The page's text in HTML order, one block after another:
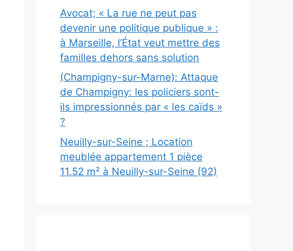
Avocat; « La rue ne peut pas
devenir une politique publique » :
à Marseille, l’État veut mettre des
familles dehors sans solution
(Champigny-sur-Marne): Attaque
de Champigny: les policiers sont-
ils impressionnés par « les caïds »
?
Neuilly-sur-Seine ; Location
meublée appartement 1 pièce
11.52 m² à Neuilly-sur-Seine (92)